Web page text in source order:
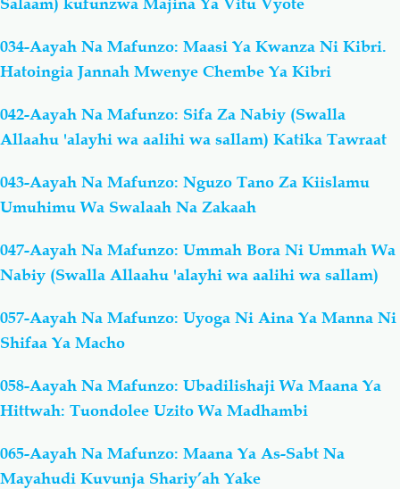
034-Aayah Na Mafunzo: Maasi Ya Kwanza Ni Kibri.
Hatoingia Jannah Mwenye Chembe Ya Kibri
042-Aayah Na Mafunzo: Sifa Za Nabiy (Swalla
Allaahu 'alayhi wa aalihi wa sallam) Katika Tawraat
043-Aayah Na Mafunzo: Nguzo Tano Za Kiislamu
Umuhimu Wa Swalaah Na Zakaah
047-Aayah Na Mafunzo: Ummah Bora Ni Ummah Wa
Nabiy (Swalla Allaahu 'alayhi wa aalihi wa sallam)
057-Aayah Na Mafunzo: Uyoga Ni Aina Ya Manna Ni
Shifaa Ya Macho
058-Aayah Na Mafunzo: Ubadilishaji Wa Maana Ya
Hittwah: Tuondolee Uzito Wa Madhambi
065-Aayah Na Mafunzo: Maana Ya As-Sabt Na
Mayahudi Kuvunja Shariy’ah Yake